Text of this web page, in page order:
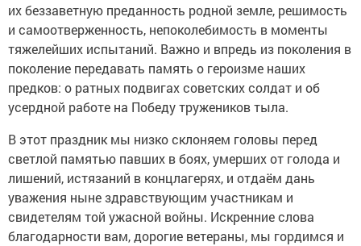
их беззаветную преданность родной земле, решимость
и самоотверженность, непоколебимость в моменты
тяжелейших испытаний. Важно и впредь из поколения в
поколение передавать память о героизме наших
предков: о ратных подвигах советских солдат и об
усердной работе на Победу тружеников тыла.
В этот праздник мы низко склоняем головы перед
светлой памятью павших в боях, умерших от голода и
лишений, истязаний в концлагерях, и отдаём дань
уважения ныне здравствующим участникам и
свидетелям той ужасной войны. Искренние слова
благодарности вам, дорогие ветераны, мы гордимся и